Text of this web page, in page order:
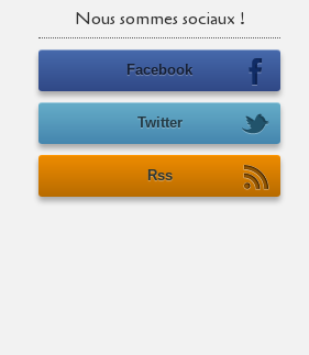
Nous sommes sociaux !
Facebook
Twitter
Rss